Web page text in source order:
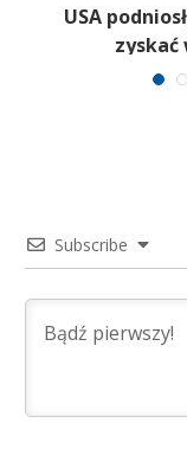
USA
Subscribe